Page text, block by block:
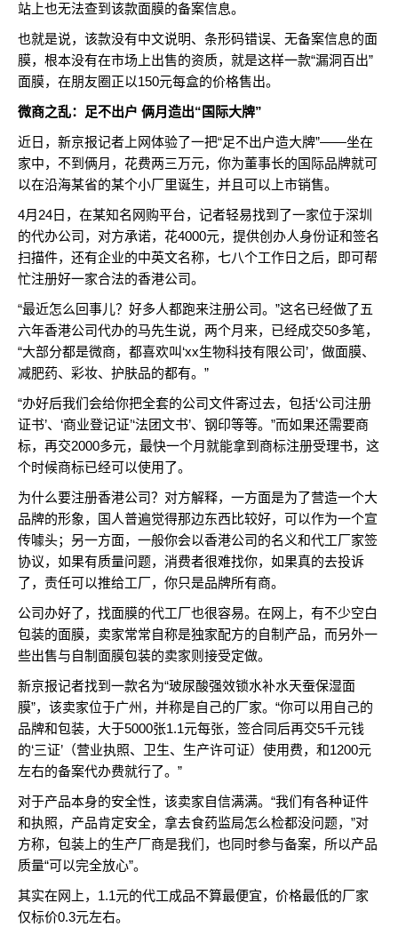
站上也无法查到该款面膜的备案信息。
也就是说，该款没有中文说明、条形码错误、无备案信息的面
膜，根本没有在市场上出售的资质，就是这样一款“漏洞百出”
面膜，在朋友圈正以150元每盒的价格售出。
微商之乱：足不出户 俩月造出“国际大牌”
近日，新京报记者上网体验了一把“足不出户造大牌”——坐在
家中，不到俩月，花费两三万元，你为董事长的国际品牌就可
以在沿海某省的某个小厂里诞生，并且可以上市销售。
4月24日，在某知名网购平台，记者轻易找到了一家位于深圳
的代办公司，对方承诺，花4000元，提供创办人身份证和签名
扫描件，还有企业的中英文名称，七八个工作日之后，即可帮
忙注册好一家合法的香港公司。
“最近怎么回事儿？好多人都跑来注册公司。”这名已经做了五
六年香港公司代办的马先生说，两个月来，已经成交50多笔，
“大部分都是微商，都喜欢叫‘xx生物科技有限公司’，做面膜、
减肥药、彩妆、护肤品的都有。”
“办好后我们会给你把全套的公司文件寄过去，包括‘公司注册
证书’、‘商业登记证’‘法团文书’、钢印等等。”而如果还需要商
标，再交2000多元，最快一个月就能拿到商标注册受理书，这
个时候商标已经可以使用了。
为什么要注册香港公司？对方解释，一方面是为了营造一个大
品牌的形象，国人普遍觉得那边东西比较好，可以作为一个宣
传噱头；另一方面，一般你会以香港公司的名义和代工厂家签
协议，如果有质量问题，消费者很难找你，如果真的去投诉
了，责任可以推给工厂，你只是品牌所有商。
公司办好了，找面膜的代工厂也很容易。在网上，有不少空白
包装的面膜，卖家常常自称是独家配方的自制产品，而另外一
些出售与自制面膜包装的卖家则接受定做。
新京报记者找到一款名为“玻尿酸强效锁水补水天蚕保湿面
膜”，该卖家位于广州，并称是自己的厂家。“你可以用自己的
品牌和包装，大于5000张1.1元每张，签合同后再交5千元钱
的‘三证’（营业执照、卫生、生产许可证）使用费，和1200元
左右的备案代办费就行了。”
对于产品本身的安全性，该卖家自信满满。“我们有各种证件
和执照，产品肯定安全，拿去食药监局怎么检都没问题，”对
方称，包装上的生产厂商是我们，也同时参与备案，所以产品
质量“可以完全放心”。
其实在网上，1.1元的代工成品不算最便宜，价格最低的厂家
仅标价0.3元左右。